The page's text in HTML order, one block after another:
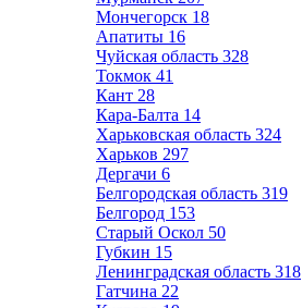
Мончегорск 18
Апатиты 16
Чуйская область 328
Токмок 41
Кант 28
Кара-Балта 14
Харьковская область 324
Харьков 297
Дергачи 6
Белгородская область 319
Белгород 153
Старый Оскол 50
Губкин 15
Ленинградская область 318
Гатчина 22